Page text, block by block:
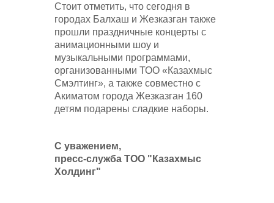
Стоит отметить, что сегодня в
городах Балхаш и Жезказган также
прошли праздничные концерты с
анимационными шоу и
музыкальными программами,
организованными ТОО «Казахмыс
Смэлтинг», а также совместно с
Акиматом города Жезказган 160
детям подарены сладкие наборы.
С уважением,
пресс-служба ТОО "Казахмыс
Холдинг"